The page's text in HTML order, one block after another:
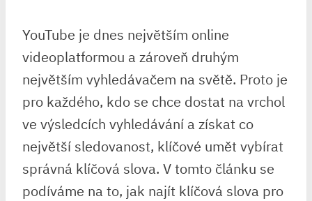
YouTube je dnes největším online
videoplatformou a zároveň druhým
největším vyhledávačem na světě. Proto je
pro každého, kdo se chce dostat na vrchol
ve výsledcích vyhledávání a získat co
největší sledovanost, klíčové umět vybírat
správná klíčová slova. V tomto článku se
podíváme na to, jak najít klíčová slova pro